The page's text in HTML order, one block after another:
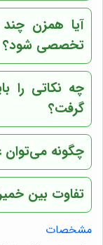
آیا همزن چند
تخصصی شود؟
چه نکاتی را
گرفت؟
چگونه می‌توان
تفاوت بین
مشخصات